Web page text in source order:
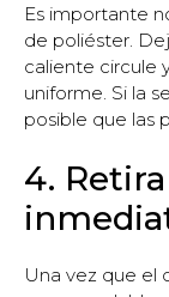
Es importante
de poliéster.
caliente circule
uniforme. Si la
posible que las
4.
Una vez que el